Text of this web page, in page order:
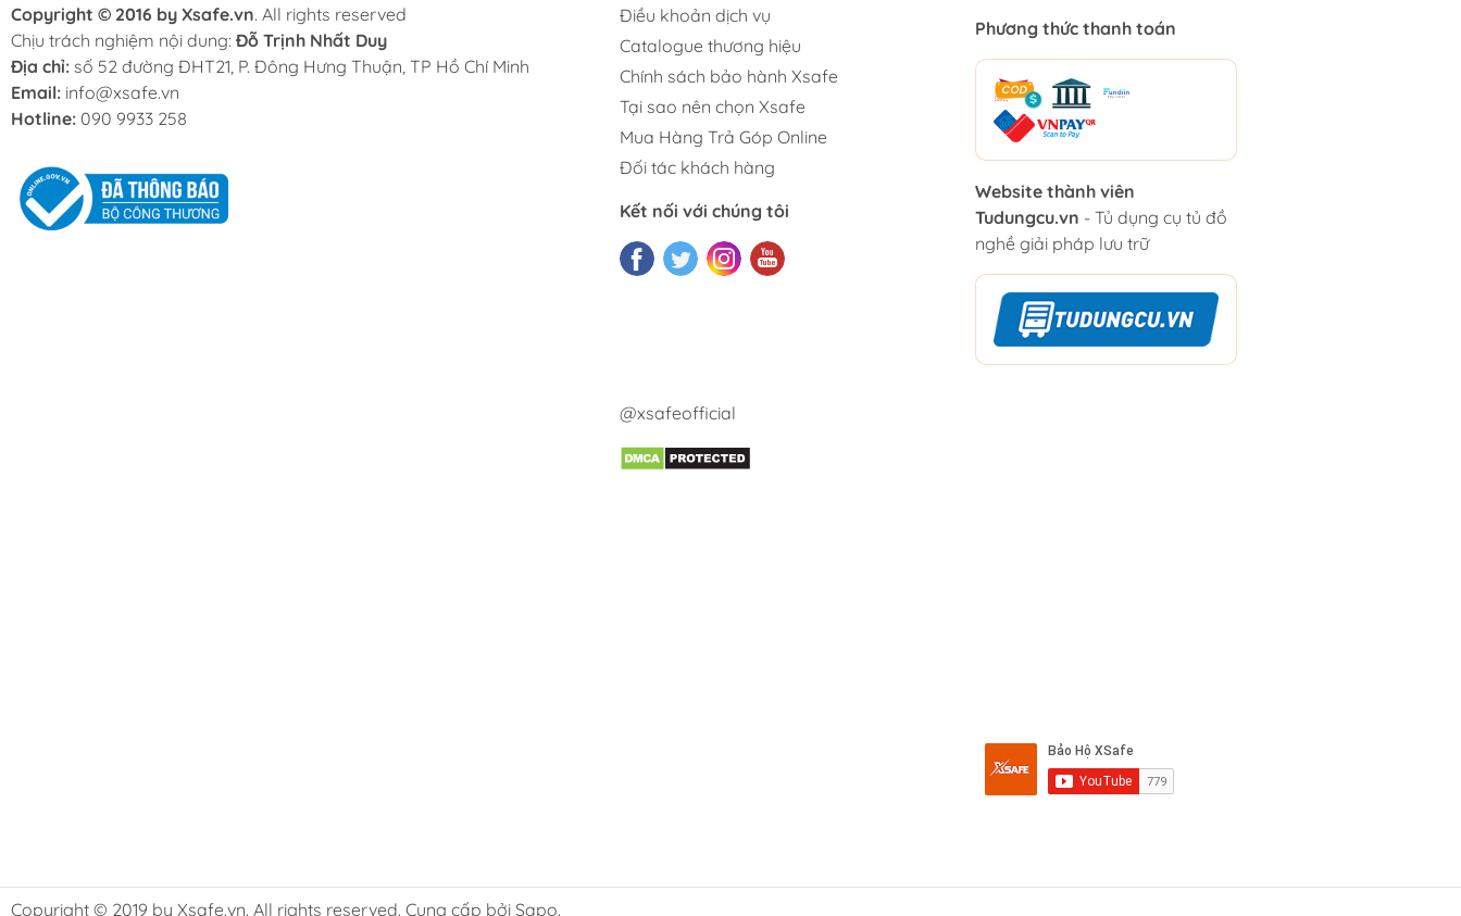
Copyright © 2016 by Xsafe.vn. All rights reserved
Chịu trách nghiệm nội dung: Đỗ Trịnh Nhất Duy
Địa chỉ: số 52 đường ĐHT21, P. Đông Hưng Thuận, TP Hồ Chí Minh
Email: info@xsafe.vn
Hotline: 090 9933 258
Điều khoản dịch vụ
Catalogue thương hiệu
Chính sách bảo hành Xsafe
Tại sao nên chọn Xsafe
Mua Hàng Trả Góp Online
Đối tác khách hàng
Kết nối với chúng tôi
Phương thức thanh toán
Website thành viên
Tudungcu.vn - Tủ dụng cụ tủ đồ
nghề giải pháp lưu trữ
@xsafeofficial
Copyright © 2019 by Xsafe.vn. All rights reserved. Cung cấp bởi Sapo.